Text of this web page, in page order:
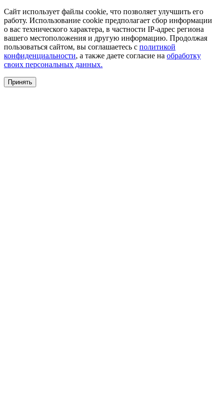
Сайт использует файлы cookie, что позволяет улучшить его
работу. Использование cookie предполагает сбор информации
о вас технического характера, в частности IP-адрес региона
вашего местоположения и другую информацию. Продолжая
пользоваться сайтом, вы соглашаетесь с политикой
конфиденциальности, а также даете согласие на обработку
своих персональных данных.
Принять